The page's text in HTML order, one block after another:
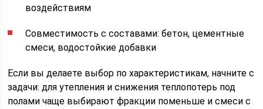
воздействиям
Совместимость с составами: бетон, цементные
смеси, водостойкие добавки
Если вы делаете выбор по характеристикам, начните с
задачи: для утепления и снижения теплопотерь под
полами чаще выбирают фракции поменьше и смеси с